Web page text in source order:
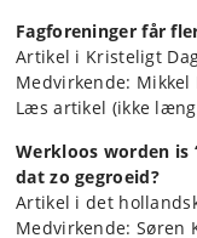
Fagforeninger får
Artikel i Kristeligt
Medvirkende: Mikkel
Læs artikel (ikke
Werkloos worden is
dat zo gegroeid?
Artikel i det
Medvirkende: Søren